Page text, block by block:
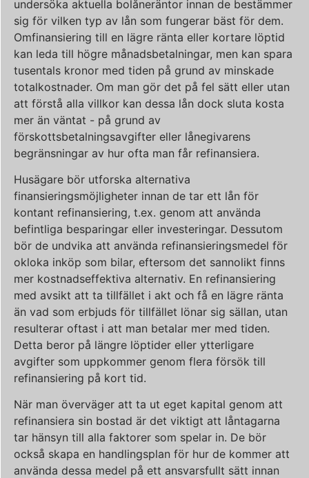
undersöka aktuella bolåneräntor innan de bestämmer
sig för vilken typ av lån som fungerar bäst för dem.
Omfinansiering till en lägre ränta eller kortare löptid
kan leda till högre månadsbetalningar, men kan spara
tusentals kronor med tiden på grund av minskade
totalkostnader. Om man gör det på fel sätt eller utan
att förstå alla villkor kan dessa lån dock sluta kosta
mer än väntat - på grund av
förskottsbetalningsavgifter eller lånegivarens
begränsningar av hur ofta man får refinansiera.
Husägare bör utforska alternativa
finansieringsmöjligheter innan de tar ett lån för
kontant refinansiering, t.ex. genom att använda
befintliga besparingar eller investeringar. Dessutom
bör de undvika att använda refinansieringsmedel för
okloka inköp som bilar, eftersom det sannolikt finns
mer kostnadseffektiva alternativ. En refinansiering
med avsikt att ta tillfället i akt och få en lägre ränta
än vad som erbjuds för tillfället lönar sig sällan, utan
resulterar oftast i att man betalar mer med tiden.
Detta beror på längre löptider eller ytterligare
avgifter som uppkommer genom flera försök till
refinansiering på kort tid.
När man överväger att ta ut eget kapital genom att
refinansiera sin bostad är det viktigt att låntagarna
tar hänsyn till alla faktorer som spelar in. De bör
också skapa en handlingsplan för hur de kommer att
använda dessa medel på ett ansvarsfullt sätt innan